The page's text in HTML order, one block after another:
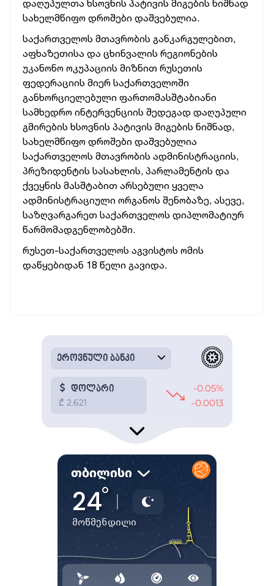
დაღუპულთა ხსოვნის პატივის მიგების ნიშნად
სახელმწიფო დროშები დაშვებულია.
საქართველოს მთავრობის განკარგულებით,
აფხაზეთისა და ცხინვალის რეგიონების
უკანონო ოკუპაციის მიზნით რუსეთის
ფედერაციის მიერ საქართველოში
განხორციელებული ფართომასშტაბიანი
სამხედრო ინტერვენციის შედეგად დაღუპული
გმირების ხსოვნის პატივის მიგების ნიშნად,
სახელმწიფო დროშები დაშვებულია
საქართველოს მთავრობის ადმინისტრაციის,
პრეზიდენტის სასახლის, პარლამენტის და
ქვეყნის მასშტაბით არსებული ყველა
ადმინისტრაციული ორგანოს შენობაზე, ასევე,
საზღვარგარეთ საქართველოს დიპლომატიურ
წარმომადგენლობებში.
რუსეთ-საქართველოს აგვისტოს ომის
დაწყებიდან 18 წელი გავიდა.